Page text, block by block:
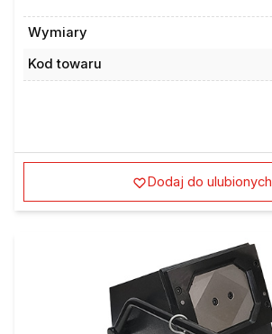
Wymiary
Kod towaru
Dodaj do ulubionych